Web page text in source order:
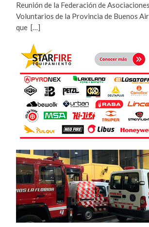
Reunión de la Federación de
Voluntarios de la Provincia de Buenos
que […]